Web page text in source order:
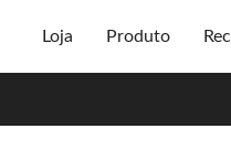
Loja Produto